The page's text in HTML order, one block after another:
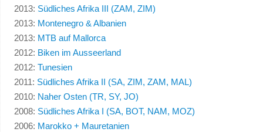
2013: Südliches Afrika III (ZAM, ZIM)
2013: Montenegro & Albanien
2013: MTB auf Mallorca
2012: Biken im Ausseerland
2012: Tunesien
2011: Südliches Afrika II (SA, ZIM, ZAM, MAL)
2010: Naher Osten (TR, SY, JO)
2008: Südliches Afrika I (SA, BOT, NAM, MOZ)
2006: Marokko + Mauretanien